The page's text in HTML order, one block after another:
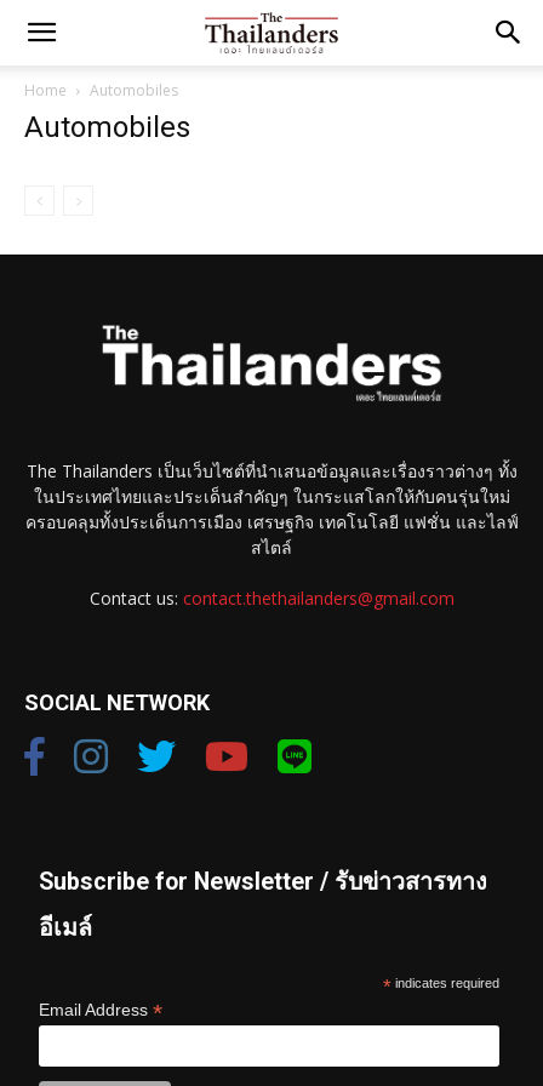
Home Automobiles
Automobiles
The Thailanders เป็นเว็บไซต์ที่นำเสนอข้อมูลและเรื่องราวต่างๆ ทั้ง
ในประเทศไทยและประเด็นสำคัญๆ ในกระแสโลกให้กับคนรุ่นใหม่
ครอบคลุมทั้งประเด็นการเมือง เศรษฐกิจ เทคโนโลยี แฟชั่น และไลฟ์
สไตล์
Contact us: contact.thethailanders@gmail.com
SOCIAL NETWORK
Subscribe for Newsletter / รับข่าวสารทาง
อีเมล์
* indicates required
Email Address*